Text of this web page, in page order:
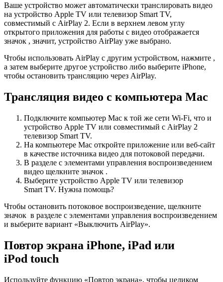
Ваше устройство может автоматически транслировать видео
на устройство Apple TV или телевизор Smart TV,
совместимый с AirPlay 2. Если в верхнем левом углу
открытого приложения для работы с видео отображается
значок , значит, устройство AirPlay уже выбрано.
Чтобы использовать AirPlay с другим устройством, нажмите ,
а затем выберите другое устройство либо выберите iPhone,
чтобы остановить трансляцию через AirPlay.
Трансляция видео с компьютера Mac
Подключите компьютер Mac к той же сети Wi-Fi, что и
устройство Apple TV или совместимый с AirPlay 2
телевизор Smart TV.
На компьютере Mac откройте приложение или веб-сайт
в качестве источника видео для потоковой передачи.
В разделе с элементами управления воспроизведением
видео щелкните значок .
Выберите устройство Apple TV или телевизор
Smart TV. Нужна помощь?
Чтобы остановить потоковое воспроизведение, щелкните
значок в разделе с элементами управления воспроизведением
и выберите вариант «Выключить AirPlay».
Повтор экрана iPhone, iPad или
iPod touch
Используйте функцию «Повтор экрана», чтобы целиком